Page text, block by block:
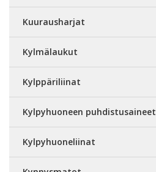
Kuurausharjat
Kylmälaukut
Kylppäriliinat
Kylpyhuoneen puhdistusaineet
Kylpyhuoneliinat